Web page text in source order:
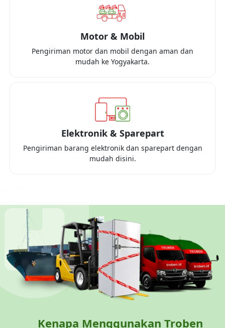
Motor & Mobil
Pengiriman motor dan mobil dengan aman dan
mudah ke Yogyakarta.
Elektronik & Sparepart
Pengiriman barang elektronik dan sparepart dengan
mudah disini.
Kenapa Menggunakan Troben